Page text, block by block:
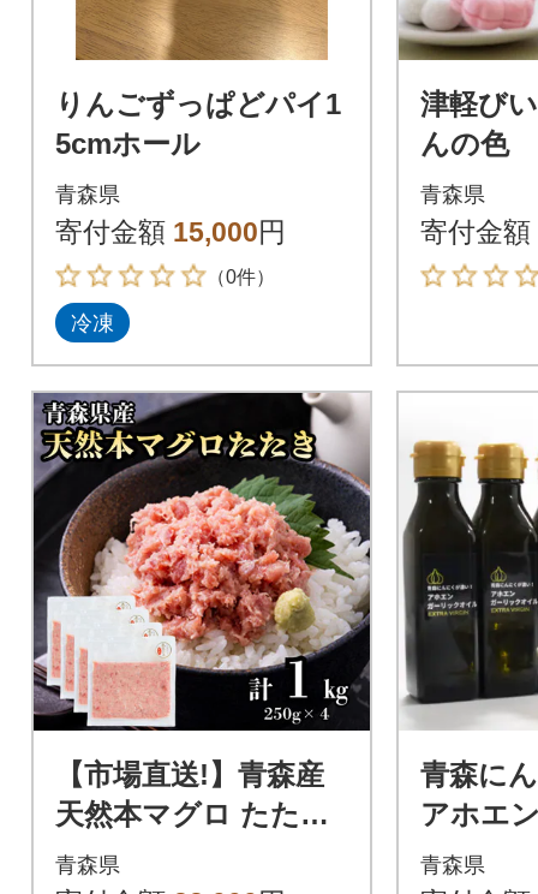
りんごずっぱどパイ1
5cmホール
青森県
寄付金額 15,000円
（0件）
冷凍
津軽び
んの色
ア 春
青森県
寄付金額
【市場直送!】青森産
天然本マグロ たたき
ねぎとろ 計1kg(250g
青森県
青森に
アホエ
オイル
青森県